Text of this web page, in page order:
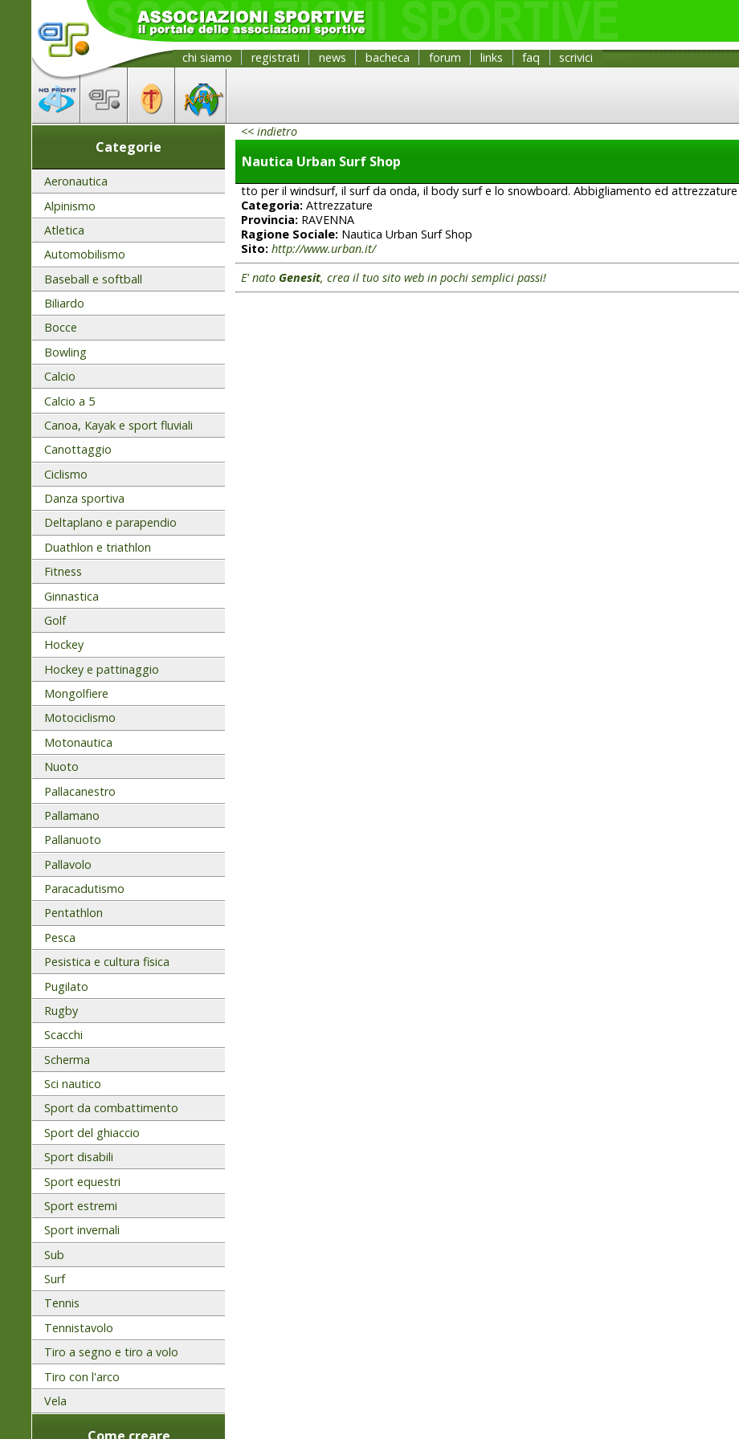
chi siamo registrati news bacheca forum links faq scrivici
Categorie
Aeronautica
Alpinismo
Atletica
Automobilismo
Baseball e softball
Biliardo
Bocce
Bowling
Calcio
Calcio a 5
Canoa, Kayak e sport fluviali
Canottaggio
Ciclismo
Danza sportiva
Deltaplano e parapendio
Duathlon e triathlon
Fitness
Ginnastica
Golf
Hockey
Hockey e pattinaggio
Mongolfiere
Motociclismo
Motonautica
Nuoto
Pallacanestro
Pallamano
Pallanuoto
Pallavolo
Paracadutismo
Pentathlon
Pesca
Pesistica e cultura fisica
Pugilato
Rugby
Scacchi
Scherma
Sci nautico
Sport da combattimento
Sport del ghiaccio
Sport disabili
Sport equestri
Sport estremi
Sport invernali
Sub
Surf
Tennis
Tennistavolo
Tiro a segno e tiro a volo
Tiro con l'arco
Vela
<< indietro
Nautica Urban Surf Shop
tto per il windsurf, il surf da onda, il body surf e lo snowboard. Abbigliamento ed attrezzature
Categoria: Attrezzature
Provincia: RAVENNA
Ragione Sociale: Nautica Urban Surf Shop
Sito: http://www.urban.it/
E' nato Genesit, crea il tuo sito web in pochi semplici passi!